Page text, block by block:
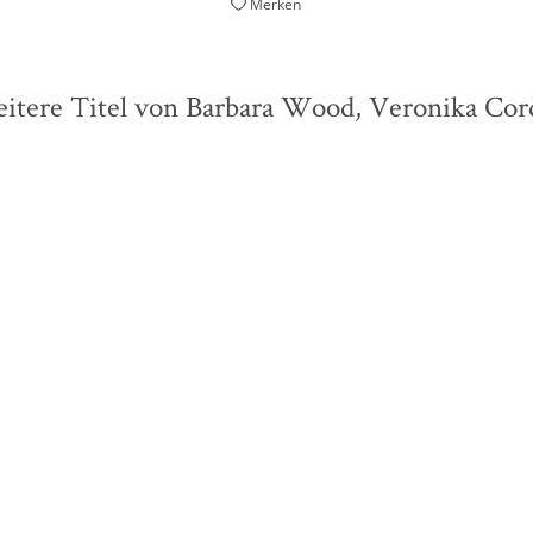
Merken
Titel von Barbara Wood, Veronika